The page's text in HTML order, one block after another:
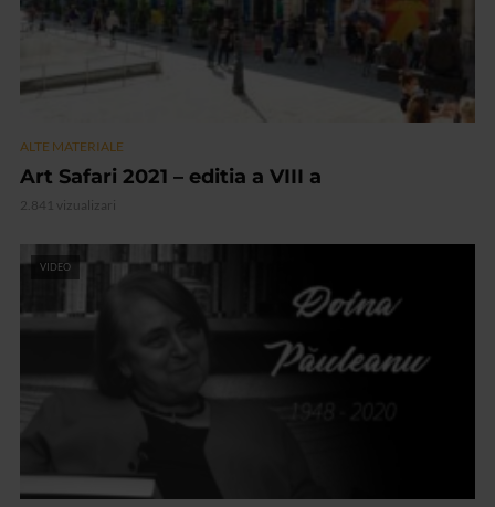
ALTE MATERIALE
Art Safari 2021 – editia a VIII a
2.841 vizualizari
VIDEO